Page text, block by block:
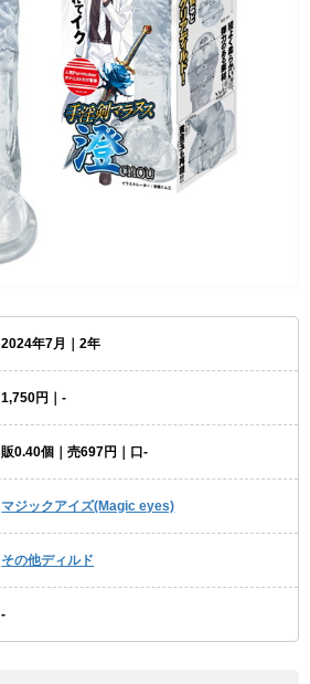
2024年7月｜2年
1,750円｜-
販0.40個｜売697円｜口-
マジックアイズ(Magic eyes)
その他ディルド
-